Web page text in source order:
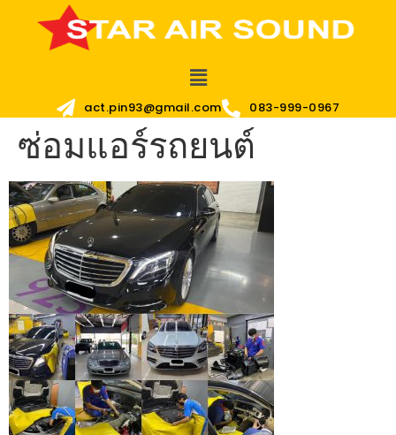
act.pin93@gmail.com 083-999-0967
ซ่อมแอร์รถยนต์